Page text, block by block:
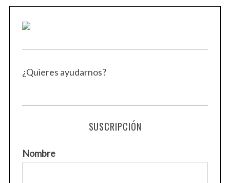
¿Quieres ayudarnos?
SUSCRIPCIÓN
Nombre